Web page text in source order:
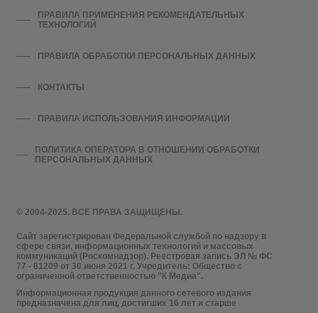
© 2004-2025. ВСЕ ПРАВА ЗАЩИЩЕНЫ.
Сайт зарегистрирован Федеральной службой по надзору в
сфере связи, информационных технологий и массовых
коммуникаций (Роскомнадзор). Реестровая запись ЭЛ № ФС
77 - 81209 от 30 июня 2021 г. Учредитель: Общество с
ограниченной ответственностью "К Медиа".
Информационная продукция данного сетевого издания
предназначена для лиц, достигших 16 лет и старше
ПРАВИЛА ПРИМЕНЕНИЯ РЕКОМЕНДАТЕЛЬНЫХ
ТЕХНОЛОГИЙ
ПРАВИЛА ОБРАБОТКИ ПЕРСОНАЛЬНЫХ ДАННЫХ
КОНТАКТЫ
ПРАВИЛА ИСПОЛЬЗОВАНИЯ ИНФОРМАЦИИ
ПОЛИТИКА ОПЕРАТОРА В ОТНОШЕНИИ ОБРАБОТКИ
ПЕРСОНАЛЬНЫХ ДАННЫХ